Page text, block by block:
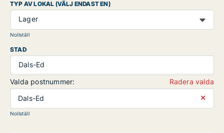
TYP AV LOKAL (VÄLJ ENDAST EN)
Lager
Nollställ
STAD
Dals-Ed
Valda postnummer:
Radera valda
Dals-Ed
⨯
Nollställ